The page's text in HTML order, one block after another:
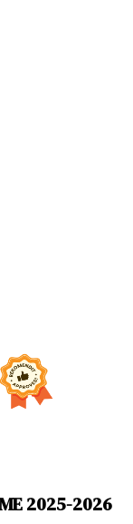
2025-2026